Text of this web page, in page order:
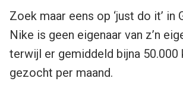
Zoek maar eens op ‘just do it’ in
Nike is geen eigenaar van z’n
terwijl er gemiddeld bijna
gezocht per maand.